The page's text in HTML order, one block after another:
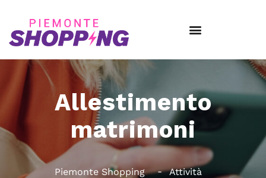
Allestimento
matrimoni
Piemonte Shopping
Attività